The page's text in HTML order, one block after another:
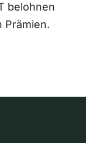
belohnen
Prämien.